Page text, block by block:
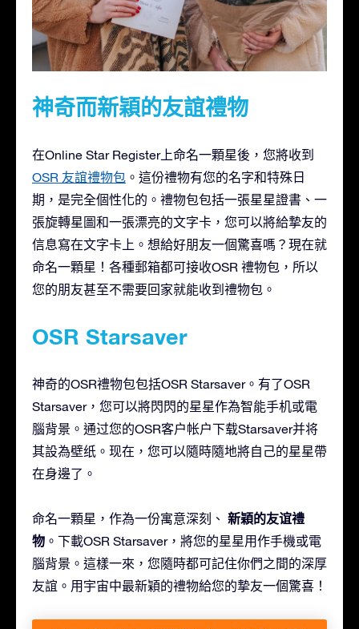
神奇而新穎的友誼禮物
在Online Star Register上命名一顆星後，您將收到
OSR 友誼禮物包 。這份禮物有您的名字和特殊日
期，是完全個性化的。禮物包包括一張星星證書、一
張旋轉星圖和一張漂亮的文字卡，您可以將給摯友的
信息寫在文字卡上。想給好朋友一個驚喜嗎？現在就
命名一顆星！各種郵箱都可接收OSR 禮物包，所以
您的朋友甚至不需要回家就能收到禮物包。
OSR Starsaver
神奇的OSR禮物包包括OSR Starsaver。有了OSR
Starsaver，您可以將閃閃的星星作為智能手机或電
腦背景。通过您的OSR客户帐户下载Starsaver并将
其設為壁纸。现在，您可以隨時隨地將自己的星星帶
在身邊了。
命名一顆星，作為一份寓意深刻、 新穎的友谊禮
物 。下載OSR Starsaver，將您的星星用作手機或電
腦背景。這樣一來，您隨時都可記住你們之間的深厚
友誼。用宇宙中最新穎的禮物給您的摯友一個驚喜！